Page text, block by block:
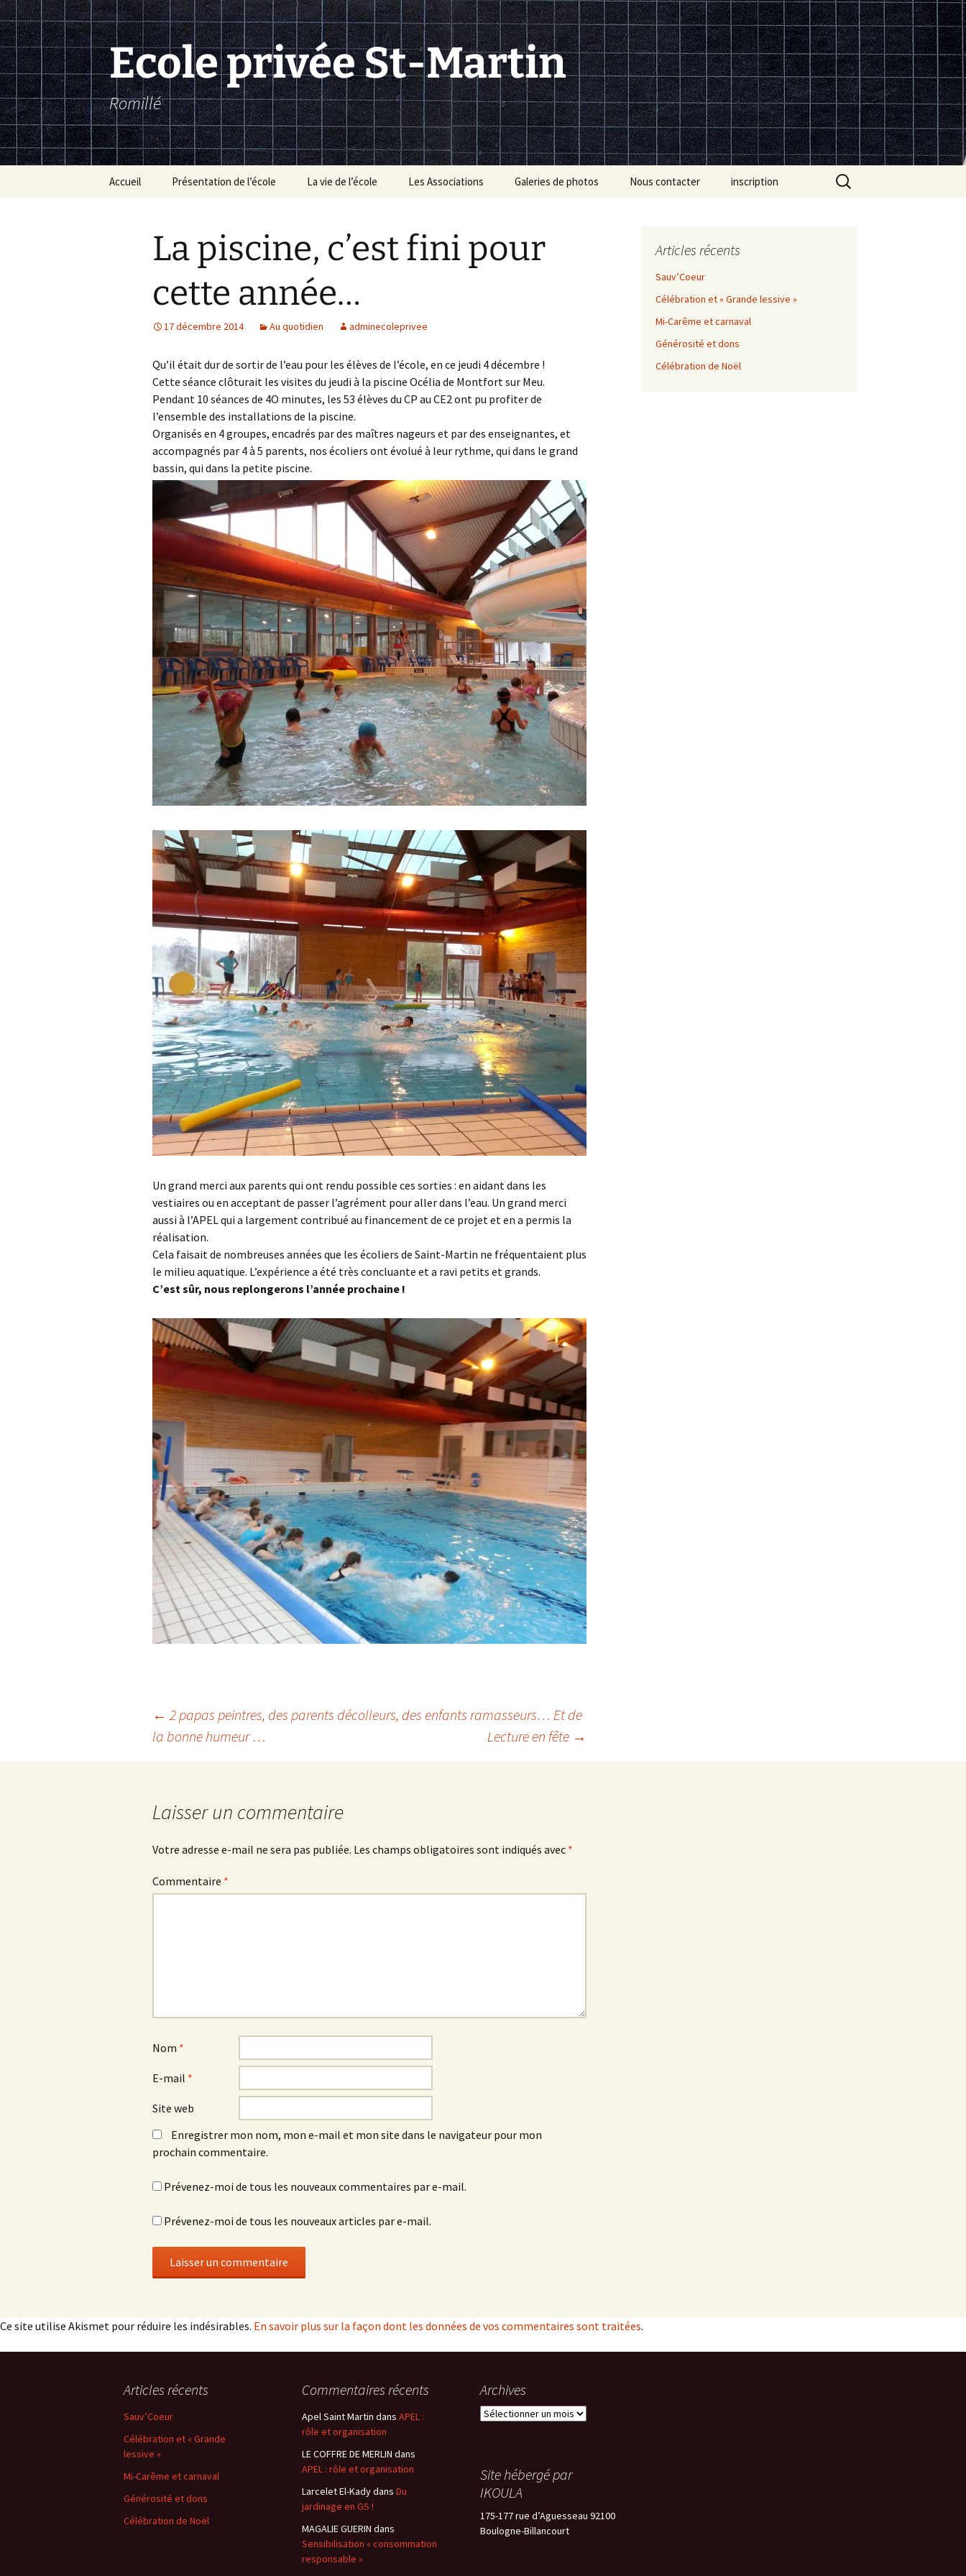
Aller
au
contenu
Ecole privée St-Martin
Romillé
Accueil Présentation de l’école
Règlement intérieur
Charte d’utilisation de la
vidéosurveillance
La vie de l’école
Equipe 2021-2022
Equipe 2016-2017
Equipe 2015-2016
Equipe 2014-2015
Les menus de la cantine
Les Associations
OGEC : rôle et
Galeries de photos
Visite à la ferme – juillet
2017
et danses bretonnes
avec le SIM de Tinténiac
Saint Pol de Léon – mars
2017
Courir pour ELA – octobre
2016
Sortie à Saint-Malo – juin
2015
Nous contacter inscription
Rechercher :
La piscine, c’est fini pour
cette année…
17 décembre 2014 Au quotidien adminecoleprivee
Qu’il était dur de sortir de l’eau pour les élèves de l’école, en ce jeudi 4 décembre !
Cette séance clôturait les visites du jeudi à la piscine Océlia de Montfort sur Meu.
Pendant 10 séances de 4O minutes, les 53 élèves du CP au CE2 ont pu profiter de
l’ensemble des installations de la piscine.
Organisés en 4 groupes, encadrés par des maîtres nageurs et par des enseignantes, et
accompagnés par 4 à 5 parents, nos écoliers ont évolué à leur rythme, qui dans le grand
bassin, qui dans la petite piscine.
Un grand merci aux parents qui ont rendu possible ces sorties : en aidant dans les
vestiaires ou en acceptant de passer l’agrément pour aller dans l’eau. Un grand merci
aussi à l’APEL qui a largement contribué au financement de ce projet et en a permis la
réalisation.
Cela faisait de nombreuses années que les écoliers de Saint-Martin ne fréquentaient plus
le milieu aquatique. L’expérience a été très concluante et a ravi petits et grands.
C’est sûr, nous replongerons l’année prochaine !
Navigation
des
← 2 papas peintres, des parents décolleurs, des enfants ramasseurs… Et de
la bonne humeur …
Lecture en fête →
Laisser un commentaire
Votre adresse e-mail ne sera pas publiée. Les champs obligatoires sont indiqués avec *
Commentaire *
Nom *
E-mail *
Site web
Enregistrer mon nom, mon e-mail et mon site dans le navigateur pour mon
prochain commentaire.
Prévenez-moi de tous les nouveaux commentaires par e-mail.
Prévenez-moi de tous les nouveaux articles par e-mail.
Ce site utilise Akismet pour réduire les indésirables. En savoir plus sur la façon dont les données de vos commentaires sont traitées.
Articles récents
Sauv’Coeur
Célébration et « Grande lessive »
Mi-Carême et carnaval
Générosité et dons
Célébration de Noël
Articles récents
Sauv’Coeur
Célébration et « Grande
lessive »
Mi-Carême et carnaval
Générosité et dons
Célébration de Noël
Commentaires récents
Apel Saint Martin dans APEL :
rôle et organisation
LE COFFRE DE MERLIN dans
APEL : rôle et organisation
Larcelet El-Kadydans Du
jardinage en GS !
MAGALIE GUERIN dans
Sensibilisation « consommation
responsable »
Archives
Archives
Site hébergé par
IKOULA
175-177 rue d’Aguesseau 92100
Boulogne-Billancourt